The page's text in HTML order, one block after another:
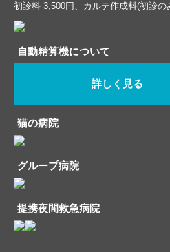
初診料 3,500円、カルテ作成料(初診の
自動精算機について
詳しく見る
猫の病院
グループ病院
提携夜間救急病院